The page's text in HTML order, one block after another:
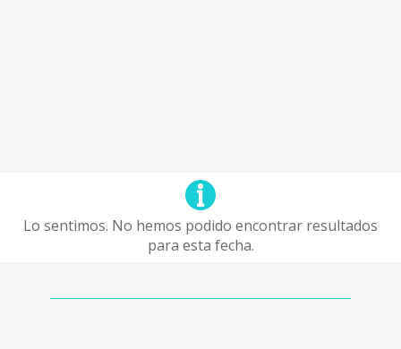
Lo sentimos. No hemos podido encontrar resultados
para esta fecha.